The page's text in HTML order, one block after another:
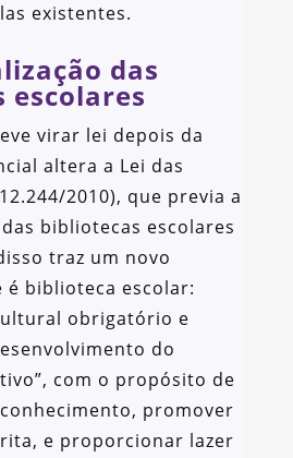
existentes.
das
escolares
virar lei depois da
altera a Lei das
2010), que previa a
bibliotecas escolares
traz um novo
é biblioteca escolar:
obrigatório e
do
com o propósito de
promover
e proporcionar lazer